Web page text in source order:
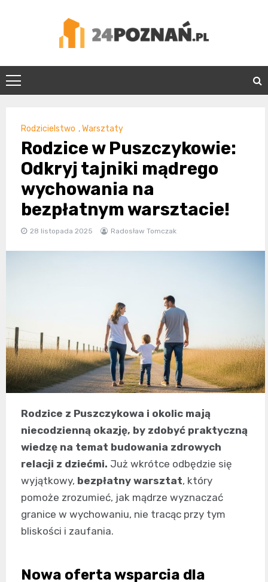
24Poznań.pl
Rodzicielstwo ,Warsztaty
Rodzice w Puszczykowie:
Odkryj tajniki mądrego
wychowania na
bezpłatnym warsztacie!
28 listopada 2025 Radosław Tomczak
Rodzice z Puszczykowa i okolic mają
niecodzienną okazję, by zdobyć praktyczną
wiedzę na temat budowania zdrowych
relacji z dziećmi. Już wkrótce odbędzie się
wyjątkowy, bezpłatny warsztat, który
pomoże zrozumieć, jak mądrze wyznaczać
granice w wychowaniu, nie tracąc przy tym
bliskości i zaufania.
Nowa oferta wsparcia dla